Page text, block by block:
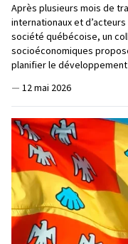
Après plusieurs mois de
internationaux et
société québécoise, un
socioéconomiques
planifier le
— 12 mai 2026